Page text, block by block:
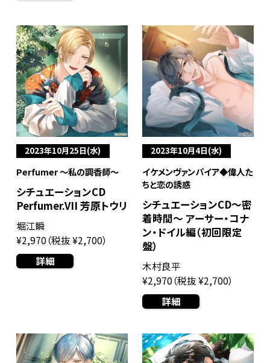
2023年10月25日(水)
Perfumer ～私の調香師～
シチュエーションCD
Perfumer.VII 芳原トウリ
堀江瞬
¥2,970（税抜 ¥2,700）
詳細
2023年10月4日(水)
イケメンヴァンパイア◆偉人た
ちと恋の誘惑
シチュエーションCD～密
着時間～ アーサー・コナ
ン・ドイル編（初回限定
盤）
木村良平
¥2,970（税抜 ¥2,700）
詳細